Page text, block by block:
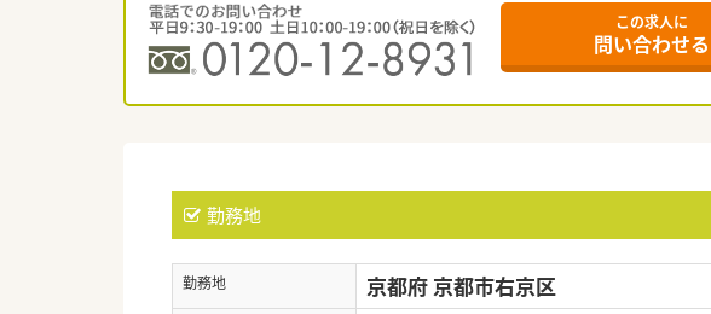
この求人に
問い合わせる
勤務地
勤務地 京都府 京都市右京区